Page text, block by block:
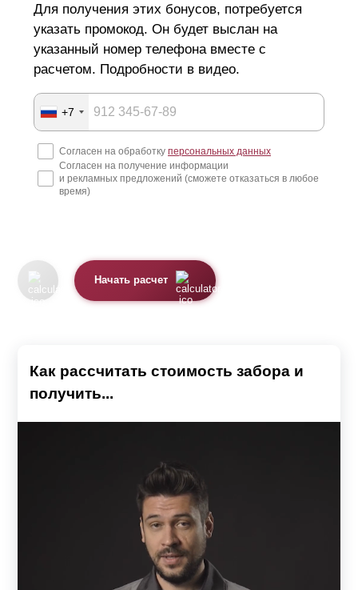
Для получения этих бонусов, потребуется
указать промокод. Он будет выслан на
указанный номер телефона вместе с
расчетом. Подробности в видео.
+7
Согласен на обработку персональных данных
Согласен на получение информации
и рекламных предложений (сможете отказаться в любое
время)
Начать расчет
Как рассчитать стоимость забора и
получить...